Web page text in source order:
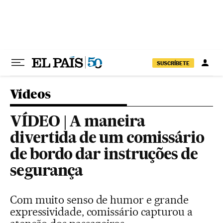
SUSCRÍBETE
Vídeos
VÍDEO | A maneira
divertida de um comissário
de bordo dar instruções de
segurança
Com muito senso de humor e grande
expressividade, comissário capturou a